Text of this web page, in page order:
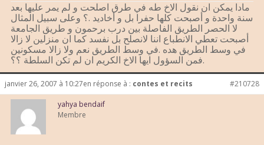
مادا يمكن ان نقول الاخ طه في طرق اصلحت و لم يمر عليها بعد
سنة واحدة و أصبحت كلها حفرا بل و أخاديد .؟ وعلى سبيل المثال
لا الحصر الطريق الفاصلة بين درب برحمون و طريق الجامعة
أصبحت تعطي الانطباع اننا لانصلح بل نفسد كما ان منزلين لا زالا
في وسط الطريق هده .في وسط الطريق نعم ولا زالا مسكونين
.فمن السؤول ايها الاخ الكريم ان لم تكن السلطة ؟؟
janvier 26, 2007 à 10:27en réponse à : contes et recits #210728
yahya bendaif
Membre